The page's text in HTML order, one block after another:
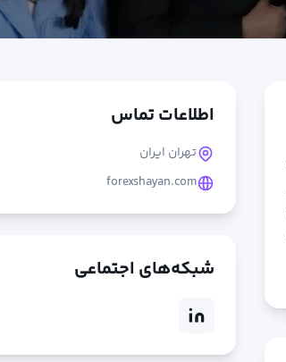
اطلاعات تماس
تهران ایران
forexshayan.com
شبکه‌های اجتماعی